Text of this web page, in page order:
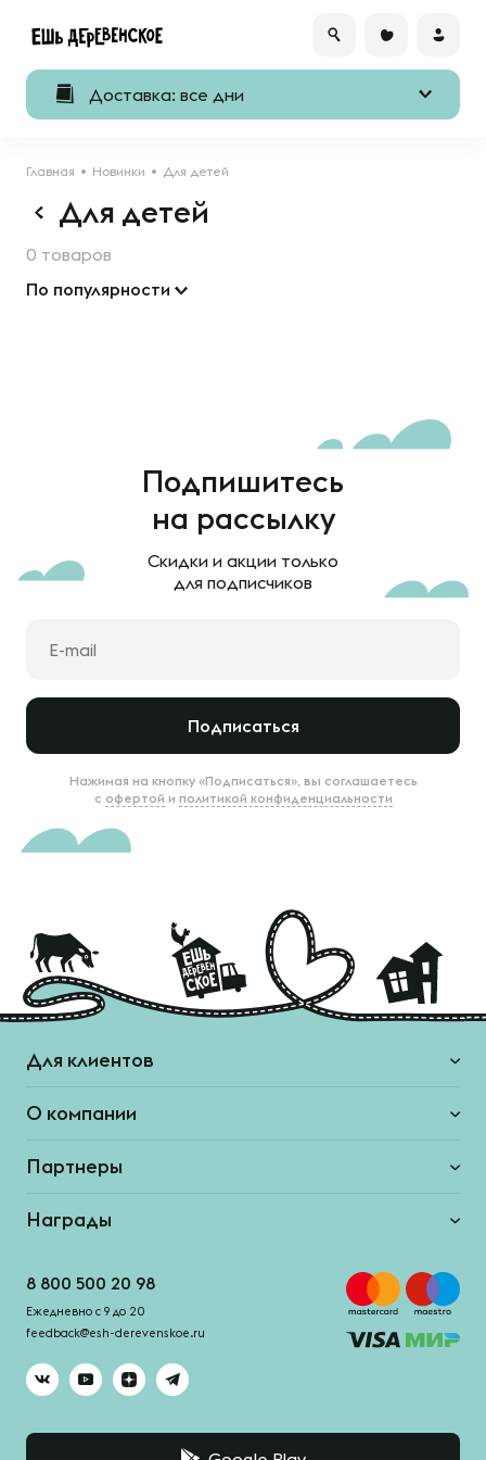
Доставка: все дни
Главная Новинки Для детей
Для детей
0 товаров
По популярности
Подпишитесь
на рассылку
Скидки и акции только
для подписчиков
Подписаться
Нажимая на кнопку «Подписаться», вы соглашаетесь
с офертой и политикой конфиденциальности
Для клиентов
О компании
Партнеры
Награды
8 800 500 20 98
Ежедневно с 9 до 20
feedback@esh-derevenskoe.ru